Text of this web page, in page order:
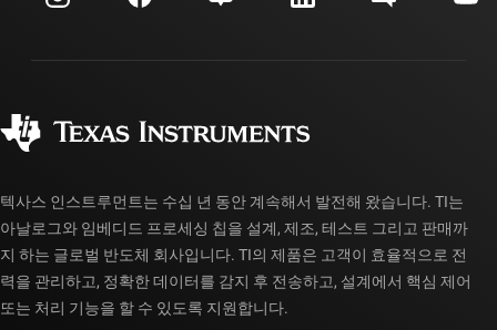
투자 관계
제조
myTI 계정 FAQ
주문 FAQ
텍사스 인스트루먼트는 수십 년 동안 계속해서 발전해 왔습니다. TI는
아날로그와 임베디드 프로세싱 칩을 설계, 제조, 테스트 그리고 판매까
지 하는 글로벌 반도체 회사입니다. TI의 제품은 고객이 효율적으로 전
력을 관리하고, 정확한 데이터를 감지 후 전송하고, 설계에서 핵심 제어
또는 처리 기능을 할 수 있도록 지원합니다.